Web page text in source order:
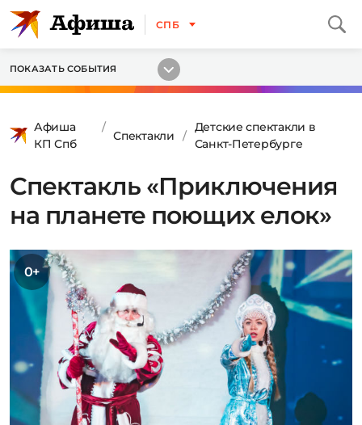
СПБ
ПОКАЗАТЬ СОБЫТИЯ
Афиша
КП Спб
Спектакли
Детские спектакли в
Санкт-Петербурге
Спектакль «Приключения
на планете поющих елок»
0+